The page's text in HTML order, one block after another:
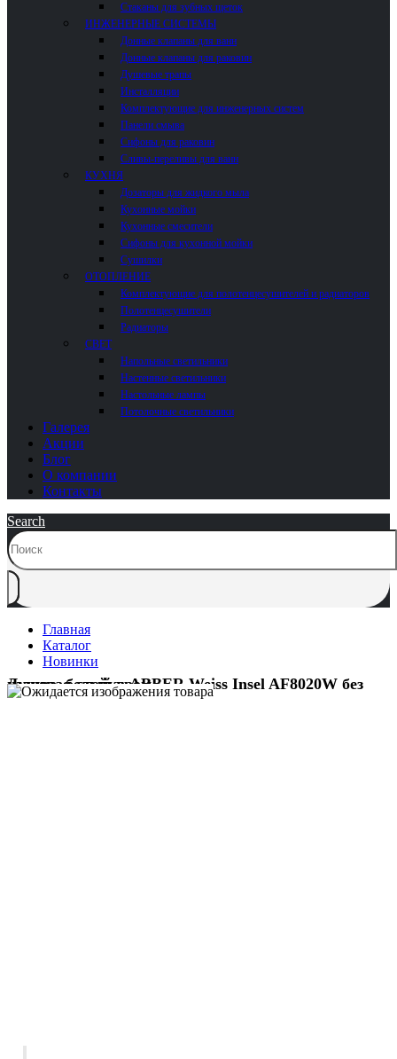
Стаканы для зубных щеток
ИНЖЕНЕРНЫЕ СИСТЕМЫ
Донные клапаны для ванн
Донные клапаны для раковин
Душевые трапы
Инсталляции
Комплектующие для инженерных систем
Панели смыва
Сифоны для раковин
Сливы-переливы для ванн
КУХНЯ
Дозаторы для жидкого мыла
Кухонные мойки
Кухонные смесители
Сифоны для кухонной мойки
Сушилки
ОТОПЛЕНИЕ
Комплектующие для полотенцесушителей и радиаторов
Полотенцесушители
Радиаторы
СВЕТ
Напольные светильники
Настенные светильники
Настольные лампы
Потолочные светильники
Галерея
Акции
Блог
О компании
Контакты
Search
Главная
Каталог
Новинки
Душевая стойка ABBER Weiss Insel AF8020W без излива, белый-хром